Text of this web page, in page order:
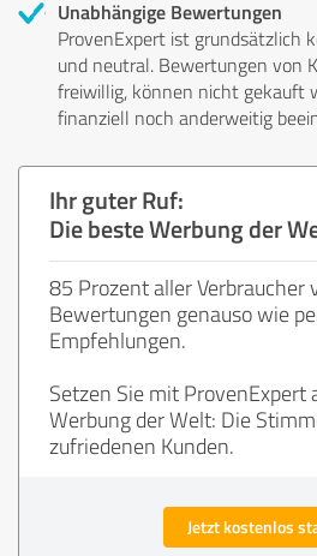
Unabhängige Bewertungen
ProvenExpert ist grundsätzlich
und neutral. Bewertungen von
freiwillig, können nicht gekauft
finanziell noch anderweitig
Ihr guter Ruf:
Die beste Werbung der
85 Prozent aller Verbraucher
Bewertungen genauso wie
Empfehlungen.
Setzen Sie mit ProvenExpert
Werbung der Welt: Die
zufriedenen Kunden.
Jetzt kostenlos